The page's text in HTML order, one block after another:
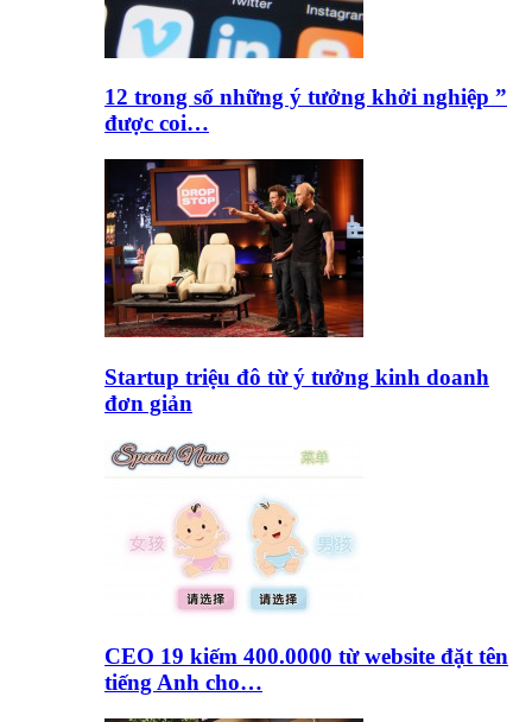
12 trong số những ý tưởng khởi nghiệp ”
được coi…
Startup triệu đô từ ý tưởng kinh doanh
đơn giản
CEO 19 kiếm 400.0000 từ website đặt tên
tiếng Anh cho…